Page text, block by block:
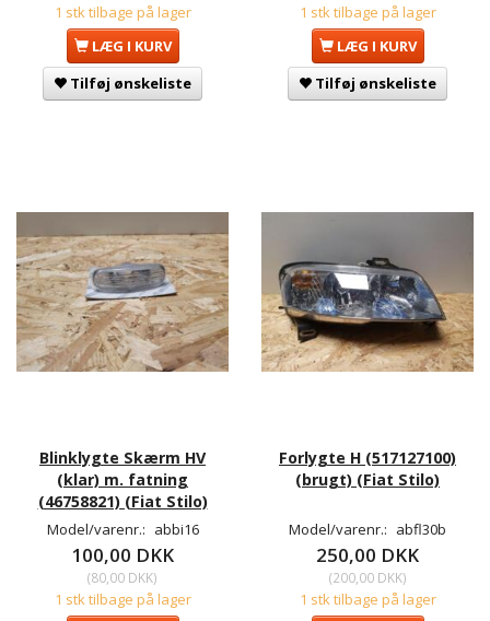
1 stk tilbage på lager
LÆG I KURV
Tilføj ønskeliste
1 stk tilbage på lager
LÆG I KURV
Tilføj ønskeliste
Blinklygte Skærm HV
(klar) m. fatning
(46758821) (Fiat Stilo)
Model/varenr.: abbi16
100,00 DKK
(80,00 DKK)
1 stk tilbage på lager
Forlygte H (517127100)
(brugt) (Fiat Stilo)
Model/varenr.: abfl30b
250,00 DKK
(200,00 DKK)
1 stk tilbage på lager